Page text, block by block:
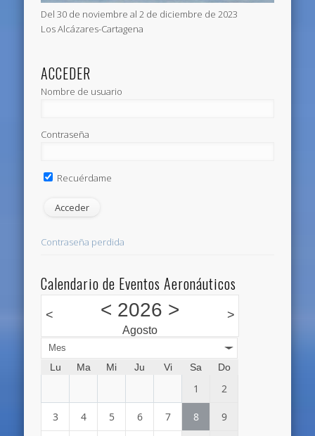
Del 30 de noviembre al 2 de diciembre de 2023
Los Alcázares-Cartagena
ACCEDER
Nombre de usuario
Contraseña
Recuérdame
Contraseña perdida
Calendario de Eventos Aeronáuticos
< < 2026 >
Agosto
>
Mes
Lu Ma Mi Ju Vi Sa Do
1 2
3 4 5 6 7 8 9